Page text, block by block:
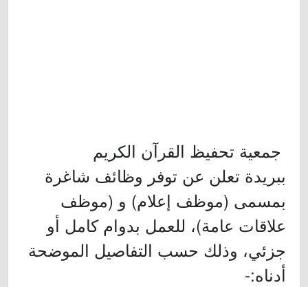
جمعية تحفيظ القرآن الكريم
ببريدة تعلن عن توفر وظائف شاغرة
بمسمى (موظف إعلام) و (موظف
علاقات عامة)، للعمل بدوام كامل أو
جزئي، وذلك حسب التفاصيل الموضحة
أدناه:-